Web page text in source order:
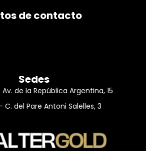
de contacto
Sedes
de la República Argentina, 15
- C. del Pare Antoni Salelles, 3